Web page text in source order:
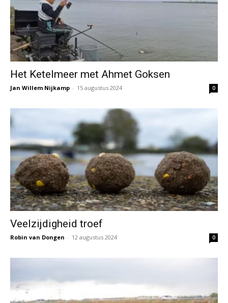
Het Ketelmeer met Ahmet Goksen
Jan Willem Nijkamp - 15 augustus 2024 0
Veelzijdigheid troef
Robin van Dongen - 12 augustus 2024 0